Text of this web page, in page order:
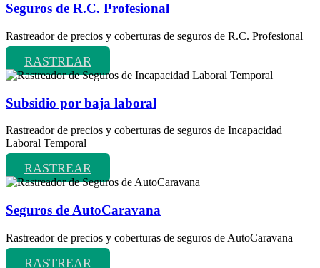
Seguros de R.C. Profesional
Rastreador de precios y coberturas de seguros de R.C. Profesional
RASTREAR
Subsidio por baja laboral
Rastreador de precios y coberturas de seguros de Incapacidad
Laboral Temporal
RASTREAR
Seguros de AutoCaravana
Rastreador de precios y coberturas de seguros de AutoCaravana
RASTREAR